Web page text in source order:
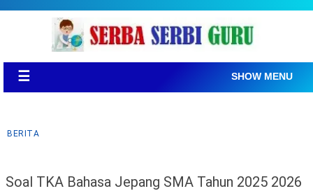
☰ SHOW MENU
BERITA
Soal TKA Bahasa Jepang SMA Tahun 2025 2026